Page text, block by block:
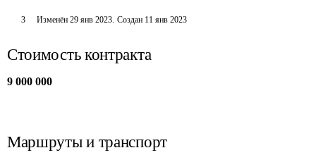
3 Изменён 29 янв 2023. Создан 11 янв 2023
Стоимость контракта
9 000 000
Маршруты и транспорт